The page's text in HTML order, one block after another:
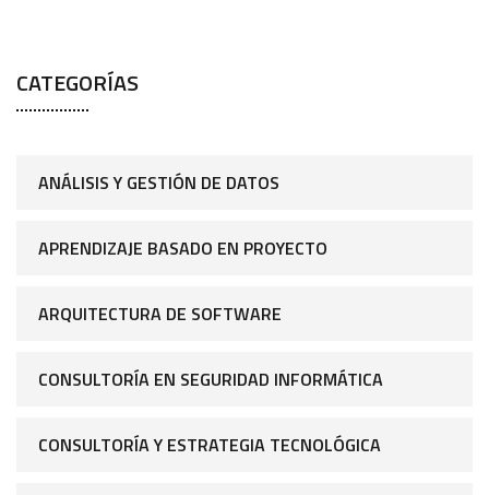
CATEGORÍAS
ANÁLISIS Y GESTIÓN DE DATOS
APRENDIZAJE BASADO EN PROYECTO
ARQUITECTURA DE SOFTWARE
CONSULTORÍA EN SEGURIDAD INFORMÁTICA
CONSULTORÍA Y ESTRATEGIA TECNOLÓGICA